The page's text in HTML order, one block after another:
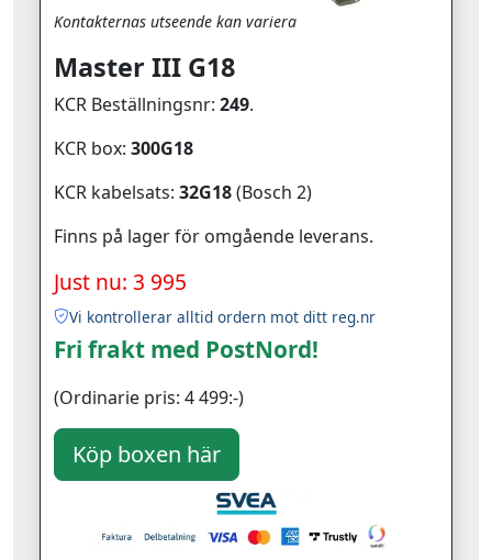
Kontakternas utseende kan variera
Master III G18
KCR Beställningsnr: 249.
KCR box: 300G18
KCR kabelsats: 32G18(Bosch 2)
Finns på lager för omgående leverans.
Just nu: 3 995
Vi kontrollerar alltid ordern mot ditt reg.nr
Fri frakt med PostNord!
(Ordinarie pris: 4 499:-)